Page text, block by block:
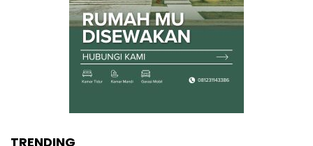
TRENDING